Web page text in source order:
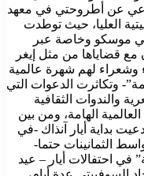
عن أطروحتي في معهد
العليا، حيث توطدت
موسكو وخاصة عبر
مع قضاياها من مثل إيغر
وشعراء لهم شهرة عالمية
وتكاثرت الدعوات التي
والندوات الثقافية
الهامة، ومن بين
بداية أيار آنذاك -في
الثمانينات حتما-
في احتفالات أيار – عيد